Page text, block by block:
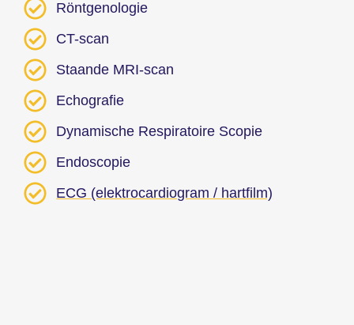
Röntgenologie
CT-scan
Staande MRI-scan
Echografie
Dynamische Respiratoire Scopie
Endoscopie
ECG (elektrocardiogram / hartfilm)